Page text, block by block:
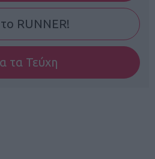
RUNNER!
τα Τεύχη